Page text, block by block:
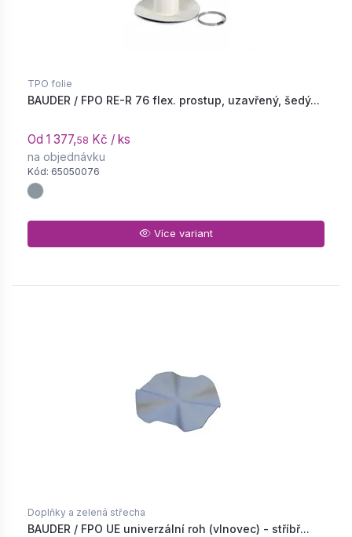
TPO folie
BAUDER / FPO RE-R 76 flex. prostup, uzavřený, šedý...
Od 1 377,58 Kč / ks
na objednávku
Kód: 65050076
Více variant
Doplňky a zelená střecha
BAUDER / FPO UE univerzální roh (vlnovec) - stříbř...